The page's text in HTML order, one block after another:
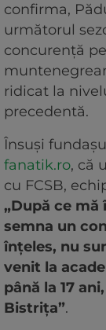
confirma,
următorul
concurență
ridicat la
precedentă.
Însuși
fanatik.ro, că
cu FCSB,
„După ce
semna un
înțeles, nu
venit la
până la 17
Bistrița”.